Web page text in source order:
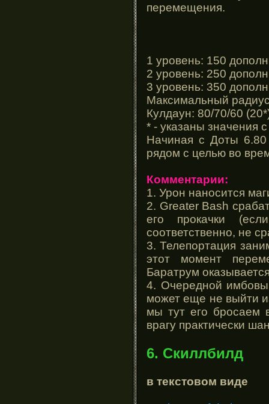
перемещения.
1 уровень: 150
2 уровень: 250
3 уровень: 350
Максимальный
Кулдаун: 80/70/60
* - указаны значения
Начиная с Доты 6.80
рядом с целью во
Комментарии:
1. Урон наносится
2. Greater Bash
его прокачки
соответственно, не
3. Телепортация
этот момент
Баратрум
4. Очередной
может еще не выйти
мы тут его бросаем
врагу практически
6. Скиллбилд
в текстовом виде